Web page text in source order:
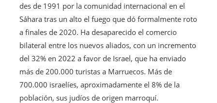
des de 1991 por la comunidad internacional en el
Sáhara tras un alto el fuego que dó formalmente roto
a finales de 2020. Ha desaparecido el comercio
bilateral entre los nuevos aliados, con un incremento
del 32% en 2022 a favor de Israel, que ha enviado
más de 200.000 turistas a Marruecos. Más de
700.000 israelíes, aproximadamente el 8% de la
población, sus judíos de origen marroquí.